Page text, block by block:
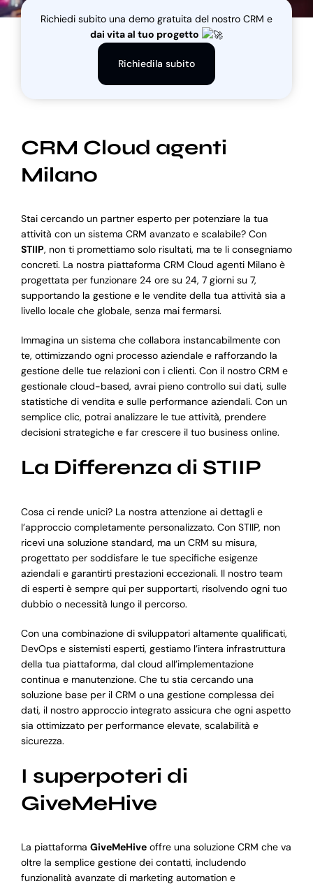
Richiedi subito una demo gratuita del nostro CRM e
dai vita al tuo progetto
Richiedila subito
CRM Cloud agenti
Milano
Stai cercando un partner esperto per potenziare la tua
attività con un sistema CRM avanzato e scalabile? Con
STIIP, non ti promettiamo solo risultati, ma te li consegniamo
concreti. La nostra piattaforma CRM Cloud agenti Milano è
progettata per funzionare 24 ore su 24, 7 giorni su 7,
supportando la gestione e le vendite della tua attività sia a
livello locale che globale, senza mai fermarsi.
Immagina un sistema che collabora instancabilmente con
te, ottimizzando ogni processo aziendale e rafforzando la
gestione delle tue relazioni con i clienti. Con il nostro CRM e
gestionale cloud-based, avrai pieno controllo sui dati, sulle
statistiche di vendita e sulle performance aziendali. Con un
semplice clic, potrai analizzare le tue attività, prendere
decisioni strategiche e far crescere il tuo business online.
La Differenza di STIIP
Cosa ci rende unici? La nostra attenzione ai dettagli e
l’approccio completamente personalizzato. Con STIIP, non
ricevi una soluzione standard, ma un CRM su misura,
progettato per soddisfare le tue specifiche esigenze
aziendali e garantirti prestazioni eccezionali. Il nostro team
di esperti è sempre qui per supportarti, risolvendo ogni tuo
dubbio o necessità lungo il percorso.
Con una combinazione di sviluppatori altamente qualificati,
DevOps e sistemisti esperti, gestiamo l’intera infrastruttura
della tua piattaforma, dal cloud all’implementazione
continua e manutenzione. Che tu stia cercando una
soluzione base per il CRM o una gestione complessa dei
dati, il nostro approccio integrato assicura che ogni aspetto
sia ottimizzato per performance elevate, scalabilità e
sicurezza.
I superpoteri di
GiveMeHive
La piattaforma GiveMeHiveoffre una soluzione CRM che va
oltre la semplice gestione dei contatti, includendo
funzionalità avanzate di marketing automation e